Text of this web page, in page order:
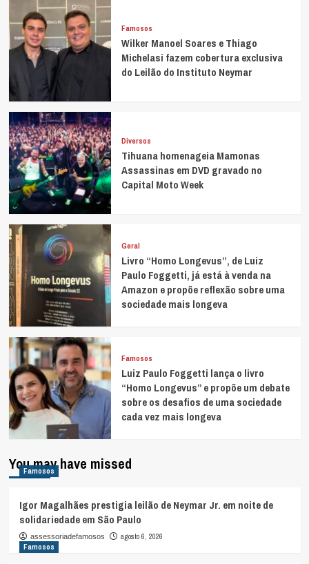
Famosos
Wilker Manoel Soares e Thiago
Michelasi fazem cobertura exclusiva
do Leilão do Instituto Neymar
Diversos
Tihuana homenageia Mamonas
Assassinas em DVD gravado no
Capital Moto Week
Geral
Livro “Homo Longevus”, de Luiz
Paulo Foggetti, já está à venda na
Amazon e propõe reflexão sobre uma
sociedade mais longeva
Famosos
Luiz Paulo Foggetti lança o livro
“Homo Longevus” e propõe um debate
sobre os desafios de uma sociedade
cada vez mais longeva
You may have missed
Famosos
Igor Magalhães prestigia leilão de Neymar Jr. em noite de
solidariedade em São Paulo
assessoriadefamosos
agosto 6, 2026
Famosos